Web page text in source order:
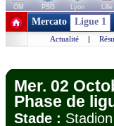
OM PSG Lyon Lille
+ de clubs
Mercato Ligue 1
Actualité |
Mer. 02
Phase de
Stade :